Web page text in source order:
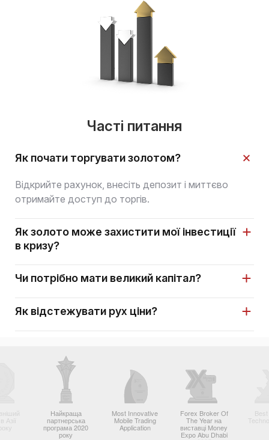
Часті питання
Як почати торгувати золотом?
Відкрийте рахунок, внесіть депозит і миттєво
отримайте доступ до торгів.
Як золото може захистити мої інвестиції
в кризу?
Чи потрібно мати великий капітал?
Як відстежувати рух ціни?
Азії
Найкраща
партнерська
програма 2020
року
Most Innovative
Mobile Trading
Application
Forex Broker Of
The Year на
виставці Money
Expo Abu Dhabi